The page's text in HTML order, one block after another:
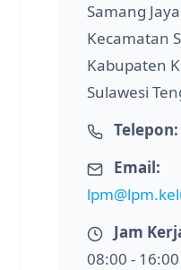
Samang
Kecamatan
Kabupaten
Sulawesi
Telepon:
Email:
Jam
08:00 -